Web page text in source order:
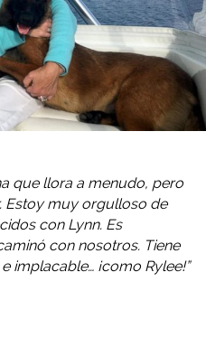
que llora a menudo, pero
Estoy muy orgulloso de
con Lynn. Es
con nosotros. Tiene
implacable… ¡como Rylee!”